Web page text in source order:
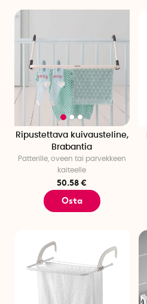
Ripustettava kuivausteline,
Brabantia
Patterille, oveen tai parvekkeen
kaiteelle
50.58 €
Osta